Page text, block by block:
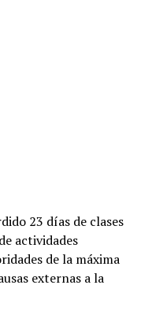
23 días de clases
actividades
de la máxima
externas a la